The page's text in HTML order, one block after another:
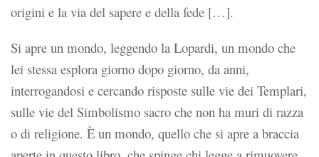
origini e la via del sapere e della fede […].
Si apre un mondo, leggendo la Lopardi, un mondo che
lei stessa esplora giorno dopo giorno, da anni,
interrogandosi e cercando risposte sulle vie dei Templari,
sulle vie del Simbolismo sacro che non ha muri di razza
o di religione. È un mondo, quello che si apre a braccia